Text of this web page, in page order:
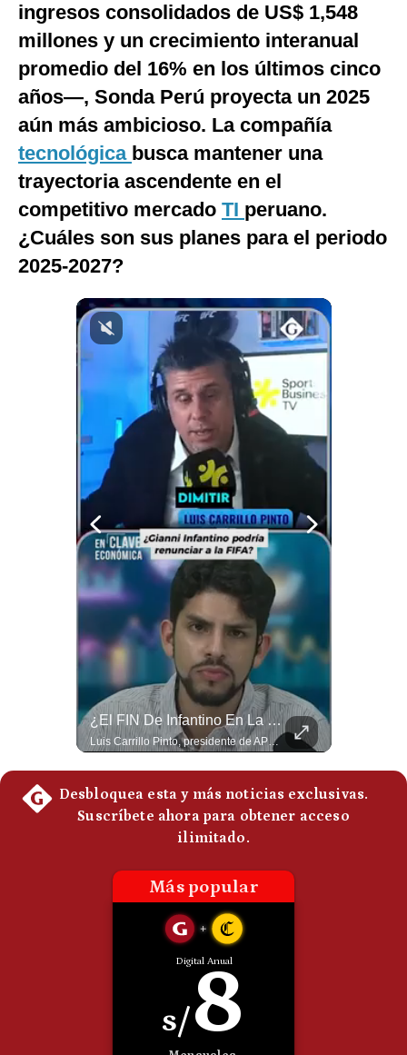
Mix
G de Gestión
Notas Contratadas
Podcast
Gestión TV
Videos
Fotogalerías
gestion.pe
Frecuentes
ingresos consolidados de US$ 1,548
millones y un crecimiento interanual
promedio del 16% en los últimos cinco
años—, Sonda Perú proyecta un 2025
aún más ambicioso. La compañía
tecnológica busca mantener una
trayectoria ascendente en el
competitivo mercado TI peruano.
¿Cuáles son sus planes para el periodo
2025-2027?
¿El FIN De Infantino En La FIFA? El Grave Pronóstico Sobre Su Renuncia | #EnClaveEconómica
Luis Carrillo Pinto, presidente de APEMD pronostica meses muy difíciles para Infantino y sostiene que una mayor presión de la UEFA, junto con nuevas investigaciones periodísticas, podría llevarlo a dimitir. También menciona renuncias internas y acusaciones de que el proyecto fue impulsado por una sola persona. #GianniInfantino #FIFA #UEFA #LuisCarrilloPinto #APEMD #Futbol #NoticiasDeportivas #Mundial #Shorts 👉 Suscríbete y activa la campana para no perderte nuestro análisis diario. 🌎 Síguenos en nuestras redes sociales: 📌 Web oficial: https://gestion.pe/mundo/ 📌 LinkedIn: http://bit.ly/3HYIET0 📌 X (Twitter): http://bit.ly/4noZtX9 📌 TikTok: http://bit.ly/4evB6TO